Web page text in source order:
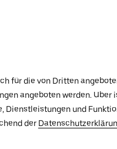
für die von Dritten
angeboten werden.
Dienstleistungen und
der